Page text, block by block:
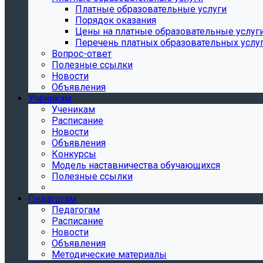
Платные образовательные услуги
Порядок оказания
Цены на платные образовательные
Перечень платных образовательных
Вопрос-ответ
Полезные ссылки
Новости
Объявления
Ученикам
Ученикам
Расписание
Новости
Объявления
Конкурсы
Модель наставничества обучающихся
Полезные ссылки
Педагогам
Педагогам
Расписание
Новости
Объявления
Методические материалы